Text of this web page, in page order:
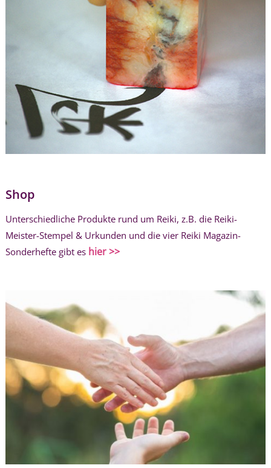
Shop
Unterschiedliche Produkte rund um Reiki, z.B. die Reiki-
Meister-Stempel & Urkunden und die vier Reiki Magazin-
Sonderhefte gibt es hier >>